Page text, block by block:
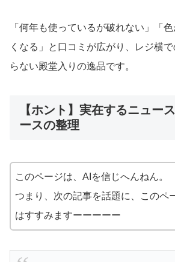
「何年も使っているが破れない」「
くなる」と口コミが広がり、レジ横
らない殿堂入りの逸品です。
【ホント】実在するニュー
ースの整理
このページは、AIを信じへんねん。
つまり、次の記事を話題に、このペ
はすすみますーーーーー